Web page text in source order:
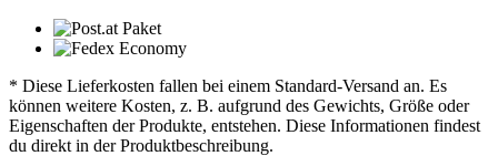
* Diese Lieferkosten fallen bei einem Standard-Versand an. Es
können weitere Kosten, z. B. aufgrund des Gewichts, Größe oder
Eigenschaften der Produkte, entstehen. Diese Informationen findest
du direkt in der Produktbeschreibung.